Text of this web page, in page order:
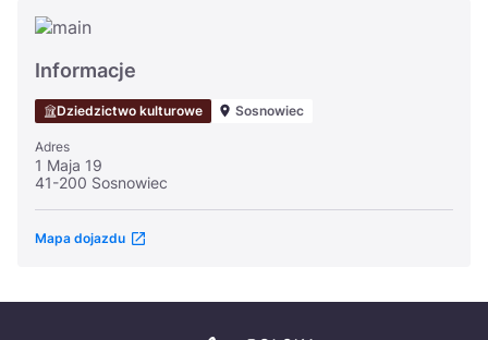
Informacje
Dziedzictwo kulturowe Sosnowiec
Adres
1 Maja 19
41-200 Sosnowiec
Mapa dojazdu